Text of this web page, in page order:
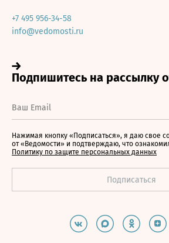
+7 495 956-34-58
info@vedomosti.ru
Нажимая кнопку «Подписаться», я даю свое
от «Ведомости» и подтверждаю, что
Политику по защите персональных данных